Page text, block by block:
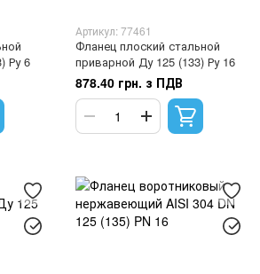
Ру 6
Артикул: 77461
Фланец плоский стальной
приварной Ду 125 (133) Ру 16
878.40 грн. з ПДВ